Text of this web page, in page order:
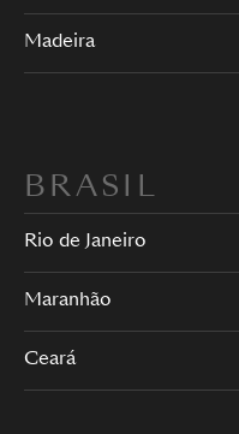
Madeira
BRASIL
Rio de Janeiro
Maranhão
Ceará